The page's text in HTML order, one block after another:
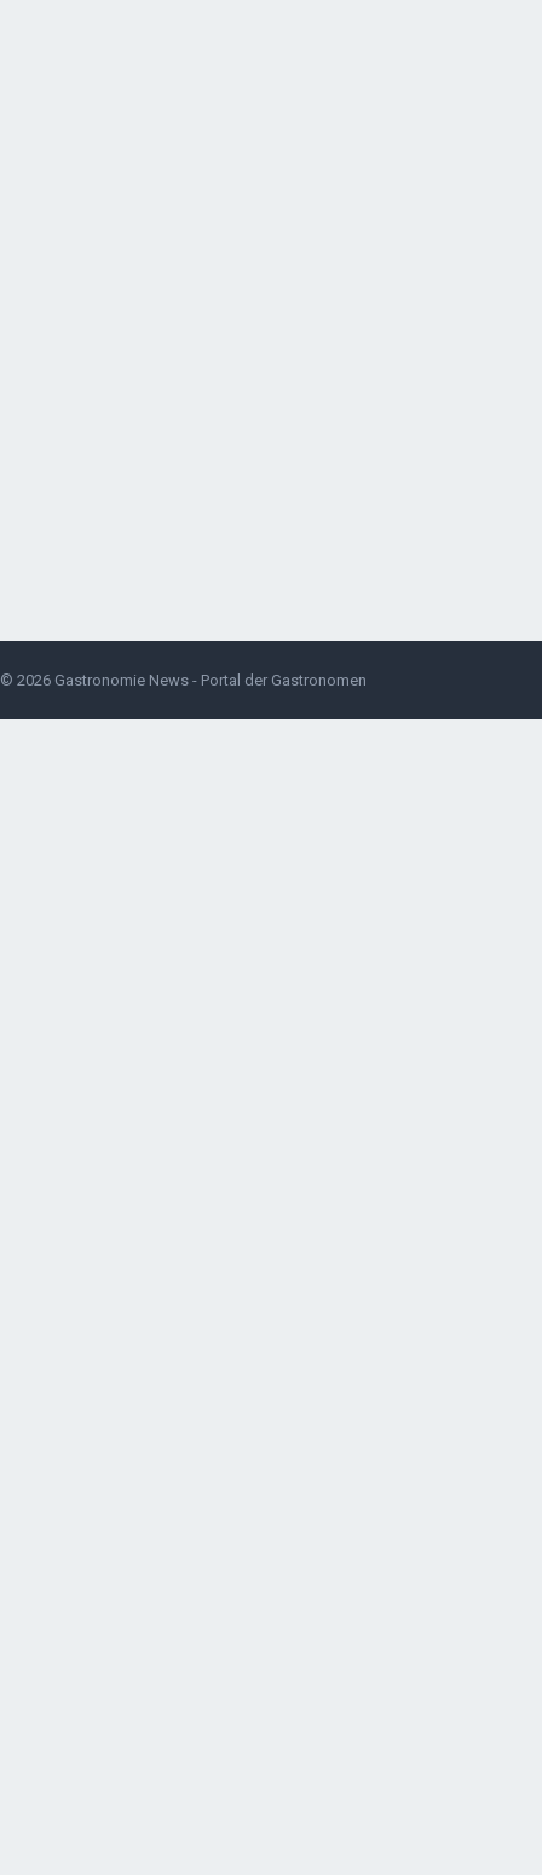
© 2026 Gastronomie News - Portal der Gastronomen